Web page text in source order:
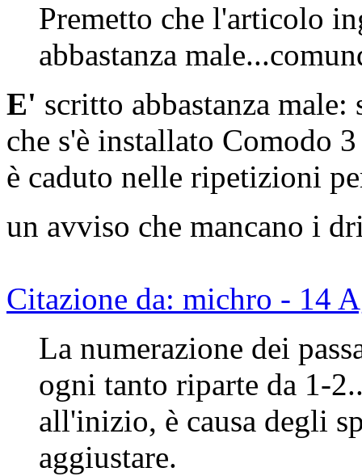
Premetto che l'articolo
abbastanza
E' scritto abbastanza
che s'è installato Comodo
è caduto nelle ripetizioni
un avviso che mancano i
Citazione da: michro - 14
La numerazione dei
ogni tanto riparte da 1-
all'inizio, è causa degli
aggiustare.